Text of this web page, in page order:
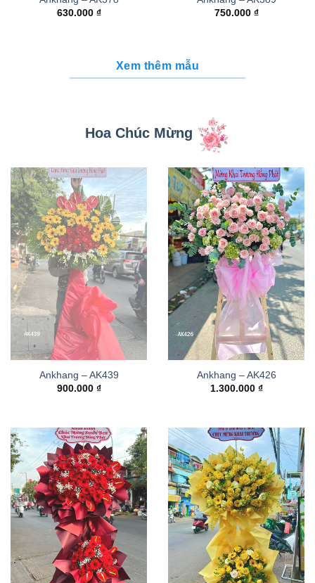
630.000 ₫
750.000 ₫
Xem thêm mẫu
Hoa Chúc Mừng
Ankhang – AK439
900.000 ₫
Ankhang – AK426
1.300.000 ₫